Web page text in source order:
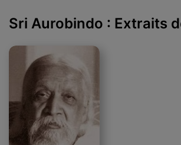
Sri Aurobindo : Extraits